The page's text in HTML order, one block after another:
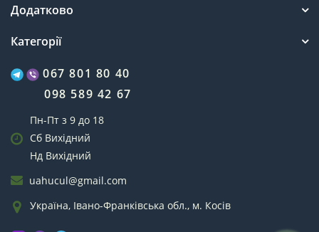
Додатково
Категорії
067 801 80 40
098 589 42 67
Пн-Пт з 9 до 18
Сб Вихідний
Нд Вихідний
uahucul@gmail.com
Україна, Івано-Франківська обл., м. Косів